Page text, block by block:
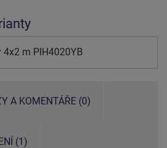
m PIH4020YB
A KOMENTÁŘE (0)
(1)